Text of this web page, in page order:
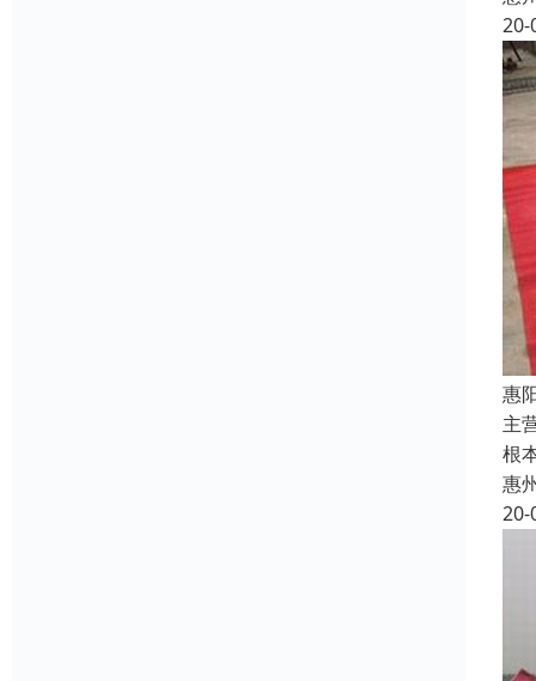
20-
惠
主
根
惠
20-